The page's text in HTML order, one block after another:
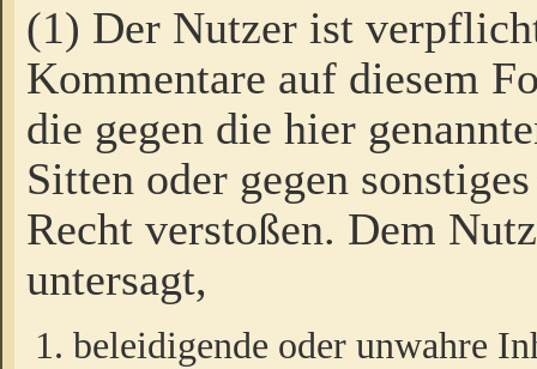
(1) Der Nutzer ist
Kommentare auf diesem
die gegen die hier
Sitten oder gegen
Recht verstoßen. Dem
untersagt,
beleidigende oder unwahre